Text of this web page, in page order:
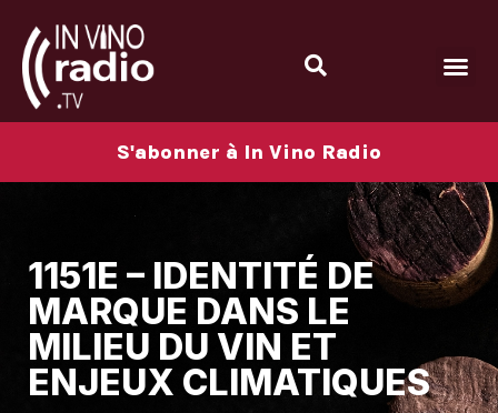
S'abonner à In Vino Radio
1151E – IDENTITÉ DE
MARQUE DANS LE
MILIEU DU VIN ET
ENJEUX CLIMATIQUES